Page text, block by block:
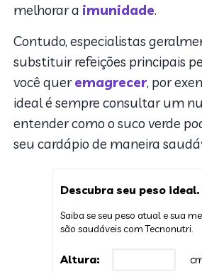
melhorar a imunidade.
Contudo, especialistas
substituir refeições principais
você queremagrecer, por
ideal é sempre consultar um
entender como o suco verde
seu cardápio de maneira
Descubra seu peso
Saiba se seu peso atual e sua
são saudáveis com Tecnonutri.
Altura: